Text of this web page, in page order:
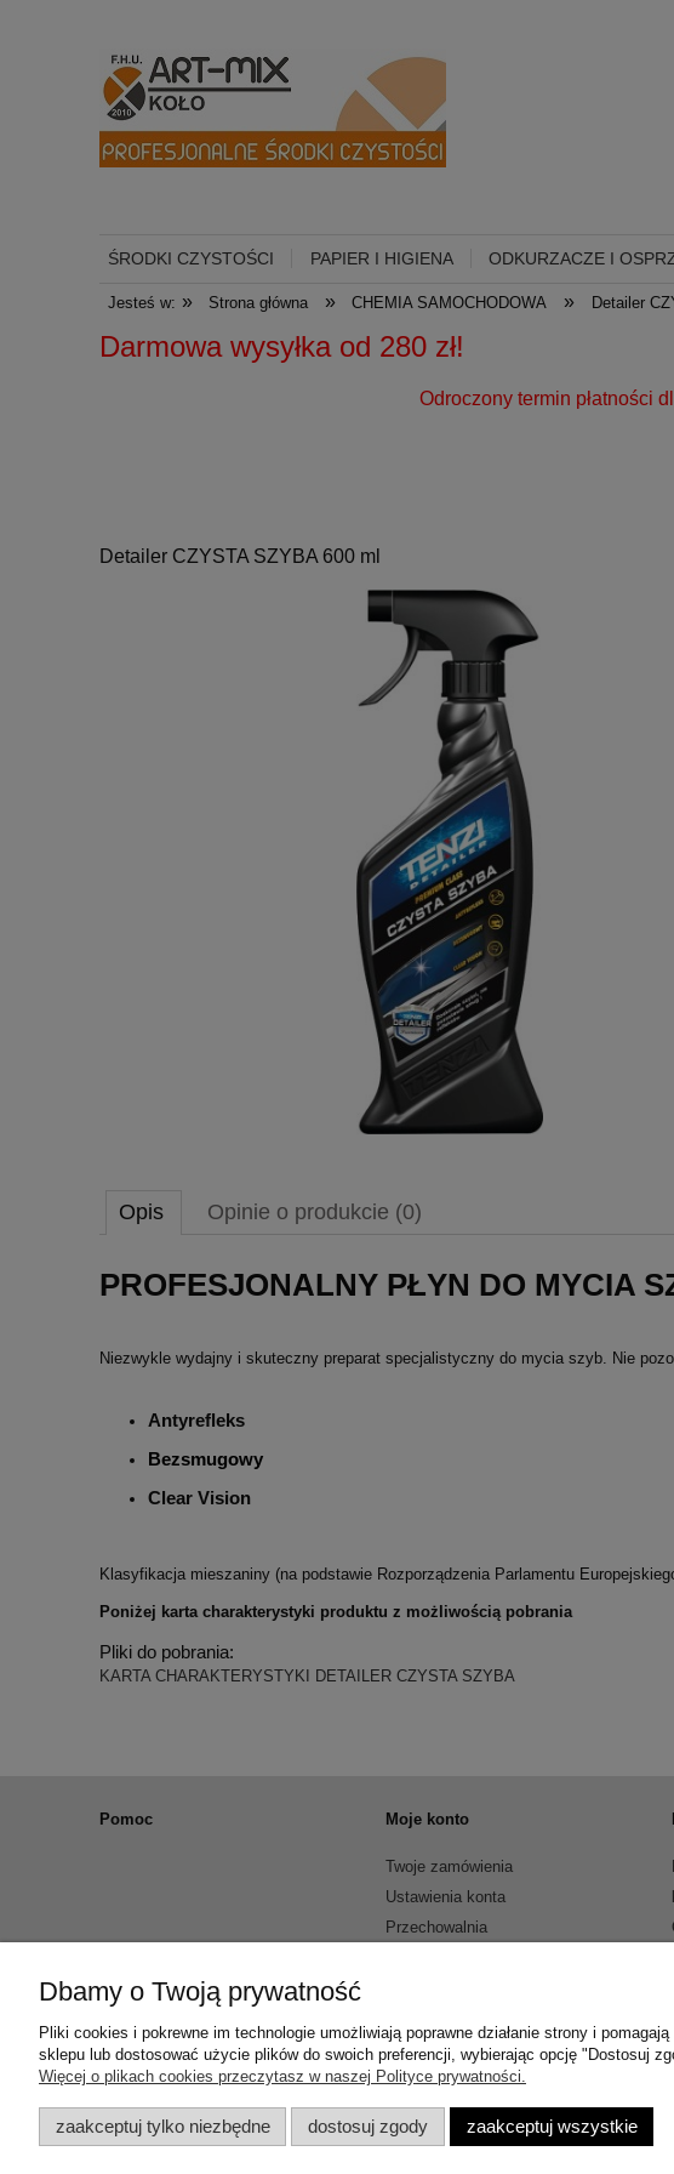
ŚRODKI CZYSTOŚCI PAPIER I HIGIENA ODKURZACZE I
Jesteś w: » Strona główna » CHEMIA SAMOCHODOWA » Detailer
Darmowa wysyłka od 280
Odroczony termin płatności dla
Detailer CZYSTA SZYBA 600 ml
Opis Opinie o produkcie (0)
PROFESJONALNY PŁYN DO MYCIA
Niezwykle wydajny i skuteczny preparat specjalistyczny do mycia szyb. Nie
Antyrefleks
Bezsmugowy
Clear Vision
Klasyfikacja mieszaniny (na podstawie Rozporządzenia Parlamentu
Poniżej karta charakterystyki produktu z możliwością pobrania
Pliki do pobrania:
KARTA CHARAKTERYSTYKI DETAILER CZYSTA SZYBA
Pomoc Moje konto
Twoje zamówienia
Ustawienia konta
Przechowalnia
Dbamy o Twoją prywatność
Pliki cookies i pokrewne im technologie umożliwiają poprawne działanie strony i
sklepu lub dostosować użycie plików do swoich preferencji, wybierając opcję "Dostosuj
Więcej o plikach cookies przeczytasz w naszej Polityce prywatności.
zaakceptuj tylko niezbędne dostosuj zgody zaakceptuj wszystkie